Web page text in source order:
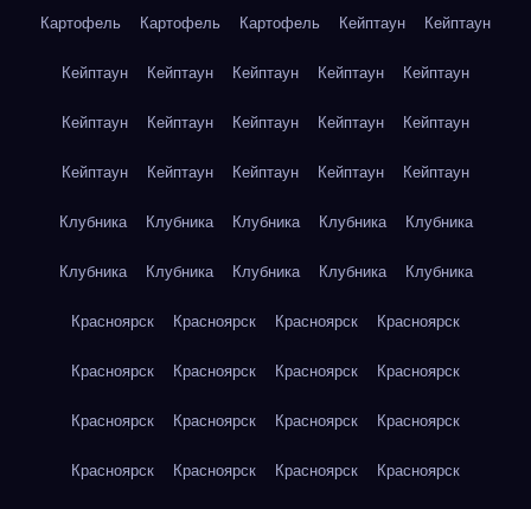
Картофель Картофель Картофель Кейптаун Кейптаун
Кейптаун Кейптаун Кейптаун Кейптаун Кейптаун
Кейптаун Кейптаун Кейптаун Кейптаун Кейптаун
Кейптаун Кейптаун Кейптаун Кейптаун Кейптаун
Клубника Клубника Клубника Клубника Клубника
Клубника Клубника Клубника Клубника Клубника
Красноярск Красноярск Красноярск Красноярск
Красноярск Красноярск Красноярск Красноярск
Красноярск Красноярск Красноярск Красноярск
Красноярск Красноярск Красноярск Красноярск